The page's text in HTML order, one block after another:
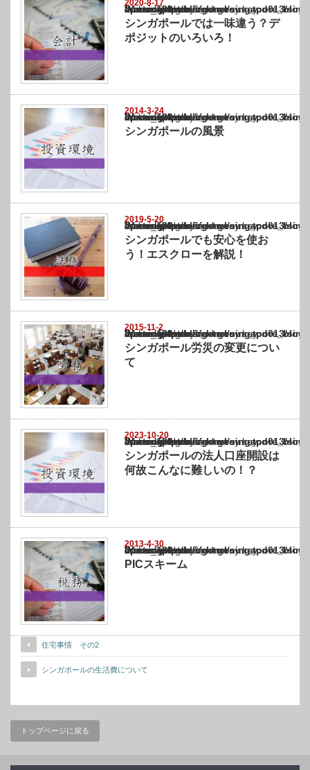
2020-8-17
Warning
: Undefined array key "show_category" in
/home/netst/kuno-cpa.co.jp/public_html/singapore_blog/wp-content/themes/
on line183
シンガポールでは一味違う？デ
ポジットのいろいろ！
2014-3-24
Warning
: Undefined array key "show_category" in
/home/netst/kuno-cpa.co.jp/public_html/singapore_blog/wp-content/themes/
on line183
シンガポールの風景
2019-5-20
Warning
: Undefined array key "show_category" in
/home/netst/kuno-cpa.co.jp/public_html/singapore_blog/wp-content/themes/
on line183
シンガポールでも安心を使お
う！エスクローを解説！
2015-11-2
Warning
: Undefined array key "show_category" in
/home/netst/kuno-cpa.co.jp/public_html/singapore_blog/wp-content/themes/
on line183
シンガポール労災の変更につい
て
2023-10-20
Warning
: Undefined array key "show_category" in
/home/netst/kuno-cpa.co.jp/public_html/singapore_blog/wp-content/themes/
on line183
シンガポールの法人口座開設は
何故こんなに難しいの！？
2013-4-30
Warning
: Undefined array key "show_category" in
/home/netst/kuno-cpa.co.jp/public_html/singapore_blog/wp-content/themes/
on line183
PICスキーム
住宅事情 その2
シンガポールの生活費について
トップページに戻る